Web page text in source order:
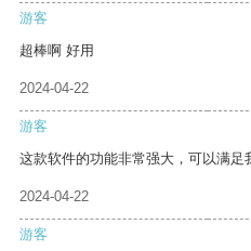
游客
超棒啊 好用
2024-04-22
游客
这款软件的功能非常强大，可以满足
2024-04-22
游客